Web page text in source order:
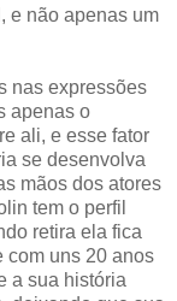
e não apenas um
nas expressões
apenas o
ali, e esse fator
se desenvolva
mãos dos atores
tem o perfil
retira ela fica
com uns 20 anos
a sua história